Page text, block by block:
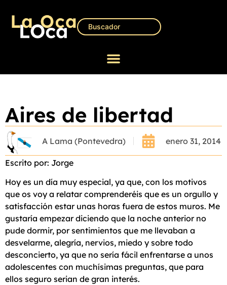
Aires de libertad
A Lama (Pontevedra) enero 31, 2014
Escrito por: Jorge
Hoy es un día muy especial, ya que, con los motivos
que os voy a relatar comprenderéis que es un orgullo y
satisfacción estar unas horas fuera de estos muros. Me
gustaría empezar diciendo que la noche anterior no
pude dormir, por sentimientos que me llevaban a
desvelarme, alegría, nervios, miedo y sobre todo
desconcierto, ya que no sería fácil enfrentarse a unos
adolescentes con muchísimas preguntas, que para
ellos seguro serian de gran interés.